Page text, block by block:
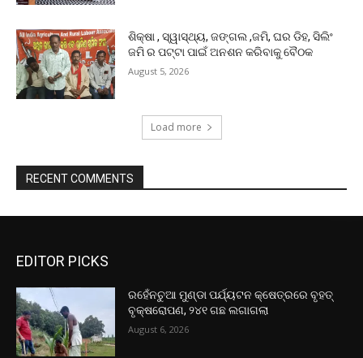
ଶିକ୍ଷା , ସ୍ୱାସ୍ଥ୍ୟ, ଜଙ୍ଗଲ ,ଜମି, ଘର ଡିହ, ସିଲିଂ
ଜମି ର ପଟ୍ଟା ପାଇଁ ଅନଶନ କରିବାକୁ ବୈଠକ
August 5, 2026
Load more
RECENT COMMENTS
EDITOR PICKS
ରହେଁନଚୁଆ ମୁଣ୍ଡା ପର୍ଯ୍ୟଟନ କ୍ଷେତ୍ରରେ ବୃହତ୍
ବୃକ୍ଷରୋପଣ, ୨୪୧ ଗଛ ଲଗାଗଲା
August 6, 2026